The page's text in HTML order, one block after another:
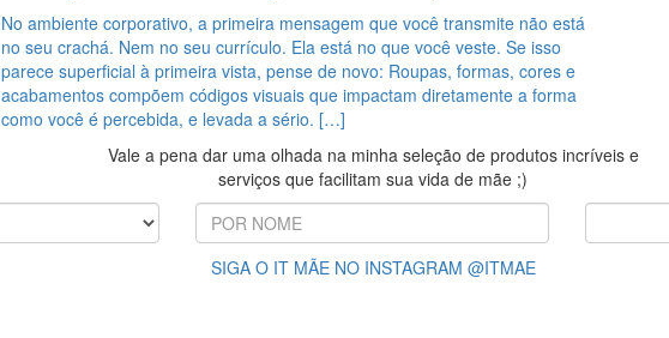
No ambiente corporativo, a primeira mensagem que você transmite não está
no seu crachá. Nem no seu currículo. Ela está no que você veste. Se isso
parece superficial à primeira vista, pense de novo: Roupas, formas, cores e
acabamentos compõem códigos visuais que impactam diretamente a forma
como você é percebida, e levada a sério. […]
Vale a pena dar uma olhada na minha seleção de produtos incríveis e
serviços que facilitam sua vida de mãe ;)
SIGA O IT MÃE NO INSTAGRAM @ITMAE